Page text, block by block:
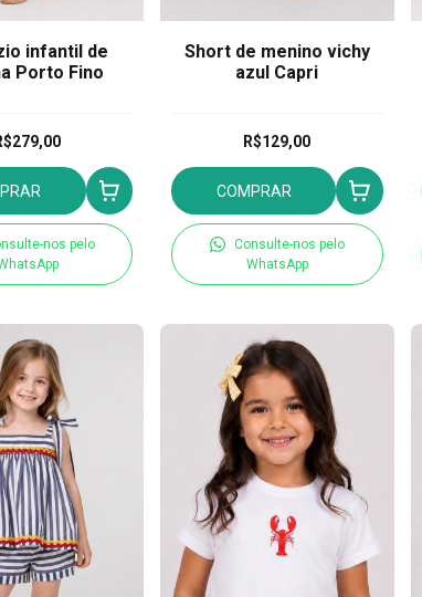
infantil de
Porto Fino
nos pelo
Short de menino vichy
azul Capri
R$129,00
COMPRAR
Consulte-nos pelo
WhatsApp